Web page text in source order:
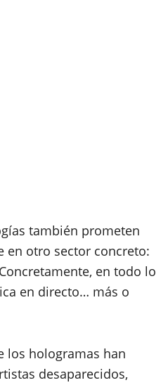
también prometen
en otro sector concreto:
en todo lo
en directo… más o
los hologramas han
desaparecidos,